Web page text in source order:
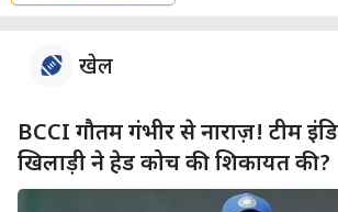
खेल
BCCI गौतम गंभीर से नाराज़! टीम
खिलाड़ी ने हेड कोच की शिकायत की?